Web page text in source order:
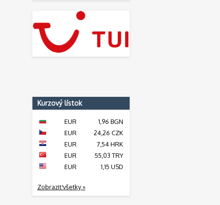
Kurzový lístok
EUR
1,96 BGN
EUR
24,26 CZK
EUR
7,54 HRK
EUR
55,03 TRY
EUR
1,15 USD
Zobraziť všetky »